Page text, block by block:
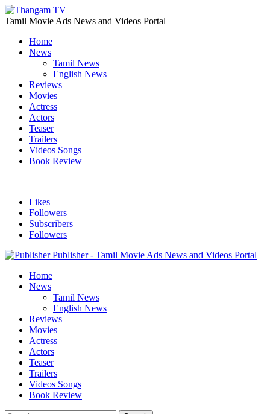
Tamil Movie Ads News and Videos Portal
Home
News
Tamil News
English News
Reviews
Movies
Actress
Actors
Teaser
Trailers
Videos Songs
Book Review
Likes
Followers
Subscribers
Followers
Publisher - Tamil Movie Ads News and Videos Portal
Home
News
Tamil News
English News
Reviews
Movies
Actress
Actors
Teaser
Trailers
Videos Songs
Book Review